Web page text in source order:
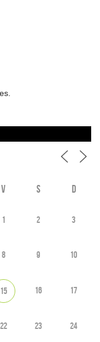
V S D
1 2 3
8 9 10
15 16 17
22 23 24